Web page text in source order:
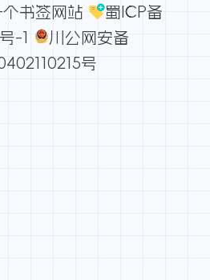
书签网站
蜀ICP备
-1
川公网安备
号